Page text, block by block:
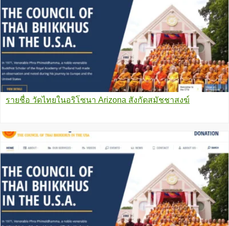
รายชื่อ วัดไทยในอริโซนา Arizona สังกัดสมัชชาสงฆ์